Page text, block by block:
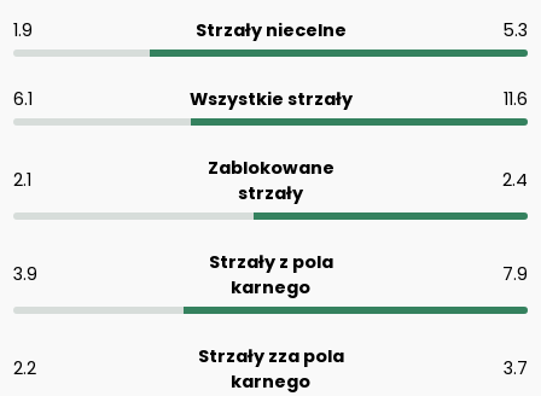
1.9 Strzały niecelne 5.3
6.1 Wszystkie strzały 11.6
2.1
Zablokowane
strzały
2.4
3.9
Strzały z pola
karnego
7.9
2.2
Strzały zza pola
karnego
3.7